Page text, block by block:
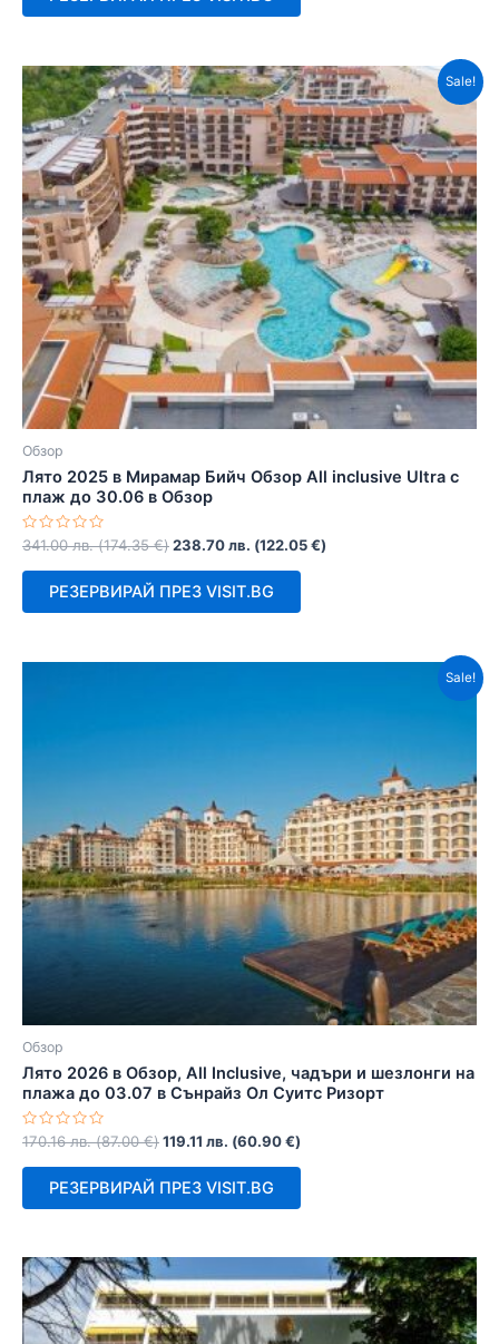
Sale!
Обзор
Лято 2025 в Мирамар Бийч Обзор All inclusive Ultra с
плаж до 30.06 в Обзор
Оценено
с
0
341.00лв. (174.35€)238.70лв. (122.05€)
РЕЗЕРВИРАЙ ПРЕЗ VISIT.BG
Sale!
Обзор
Лято 2026 в Обзор, All Inclusive, чадъри и шезлонги на
плажа до 03.07 в Сънрайз Ол Суитс Ризорт
Оценено
с
0
170.16лв. (87.00€)119.11 лв. (60.90€)
РЕЗЕРВИРАЙ ПРЕЗ VISIT.BG